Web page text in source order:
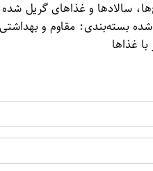
شده بسته‌بندی: مقاوم و
غذاها